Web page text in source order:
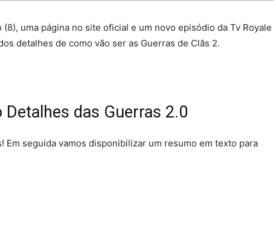
uma página no site oficial e um novo episódio da Tv Royale
detalhes de como vão ser as Guerras de Clãs 2.
Detalhes das Guerras 2.0
Em seguida vamos disponibilizar um resumo em texto para